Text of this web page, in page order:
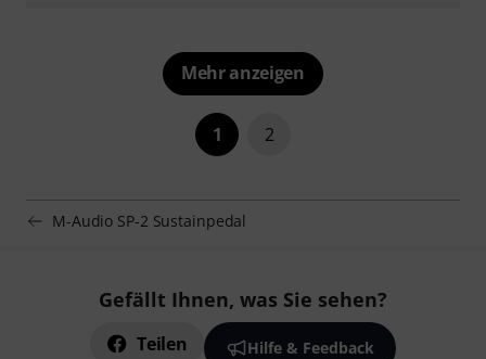
Mehr anzeigen
1 2
M-Audio SP-2 Sustainpedal
Gefällt Ihnen, was Sie sehen?
Teilen Hilfe & Feedback